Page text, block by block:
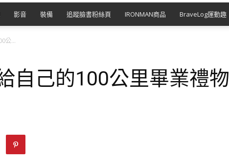
影音 裝備 追蹤臉書粉絲頁 IRONMAN商品 BraveLog運動趣
公...
自己的100公里畢業禮物